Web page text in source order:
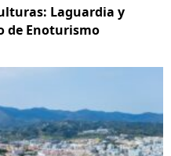
Laguardia y
de Enoturismo